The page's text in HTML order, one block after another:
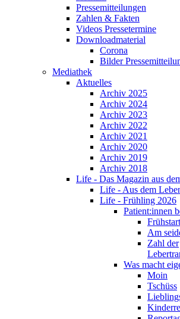
Pressemitteilungen
Zahlen & Fakten
Videos Pressetermine
Downloadmaterial
Corona
Bilder
Mediathek
Aktuelles
Archiv 2025
Archiv 2024
Archiv 2023
Archiv 2022
Archiv 2021
Archiv 2020
Archiv 2019
Archiv 2018
Life - Das Magazin aus
Life - Aus dem
Life - Frühling 2026
Patient:innen
Am
Zahl der
Was macht
Moin
Tschüss